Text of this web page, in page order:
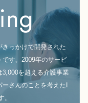
っかけで開発された
す。2009年のサービ
を超える介護事業
さんのことを考えたI